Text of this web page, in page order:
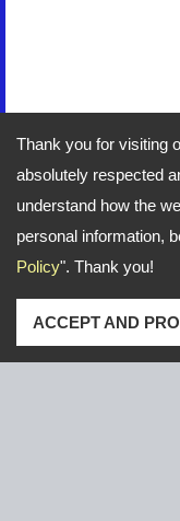
Thank you for visiting
absolutely respected
understand how the
personal information,
Policy". Thank you!
ACCEPT AND